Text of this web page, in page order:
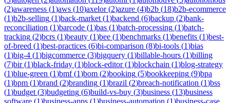
(2)awareness (1)aws (10)axelor(2)azure (4)b2b (18)b2b-ecommerce
(1)b2b-selling (1)back-market (1)backend (6)backup (2)bank-
reconciliation (1)barcode (1)bas (1)batch-processing (1)batch-
tracking (2)bcrs (1)beauty (1)bee (1)benchmarks (1)benefits (1)best-
of-breed (1)best-practices (6)bi-comparison (8)bi-tools (1)bias
(1)big-4 (1)bigcommerce (3)bigquery (1)billable-hours (1)billing
(7)bir(1)black-friday (1)block-editor(1)blockchain (1)blog-strategy
(1)blue-green (1)bmf(1)bom (2)booking (5)bookkeeping (9)bpa
(1)bpm (1)brand (2)branding (1)brazil (2)breach-notification (1)bss
(1)budget (3)budgeting (6)build-vs-buy (3)business (13)business
software (1)business-apps (1)business-automation (1)business-case